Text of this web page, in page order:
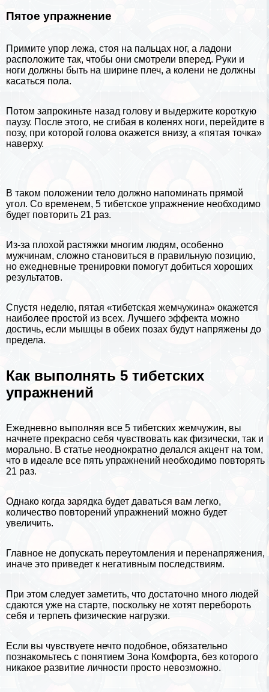
Пятое упражнение
Примите упор лежа, стоя на пальцах ног, а ладони
расположите так, чтобы они смотрели вперед. Руки и
ноги должны быть на ширине плеч, а колени не должны
касаться пола.
Потом запрокиньте назад голову и выдержите короткую
паузу. После этого, не сгибая в коленях ноги, перейдите в
позу, при которой голова окажется внизу, а «пятая точка»
наверху.
В таком положении тело должно напоминать прямой
угол. Со временем, 5 тибетское упражнение необходимо
будет повторить 21 раз.
Из-за плохой растяжки многим людям, особенно
мужчинам, сложно становиться в правильную позицию,
но ежедневные тренировки помогут добиться хороших
результатов.
Спустя неделю, пятая «тибетская жемчужина» окажется
наиболее простой из всех. Лучшего эффекта можно
достичь, если мышцы в обеих позах будут напряжены до
предела.
Как выполнять 5 тибетских
упражнений
Ежедневно выполняя все 5 тибетских жемчужин, вы
начнете прекрасно себя чувствовать как физически, так и
мopaльно. В статье неоднократно делался акцент на том,
что в идеале все пять упражнений необходимо повторять
21 раз.
Однако когда зарядка будет даваться вам легко,
количество повторений упражнений можно будет
увеличить.
Главное не допускать переутомления и перенапряжения,
иначе это приведет к негативным последствиям.
При этом следует заметить, что достаточно много людей
сдаются уже на старте, поскольку не хотят перебороть
себя и терпеть физические нагрузки.
Если вы чувствуете нечто подобное, обязательно
познакомьтесь с понятием Зона Комфорта, без которого
никакое развитие личности просто невозможно.